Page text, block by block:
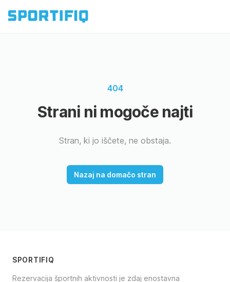
404
Strani ni mogoče najti
Stran, ki jo iščete, ne obstaja.
Nazaj na domačo stran
SPORTIFIQ
Rezervacija športnih aktivnosti je zdaj enostavna